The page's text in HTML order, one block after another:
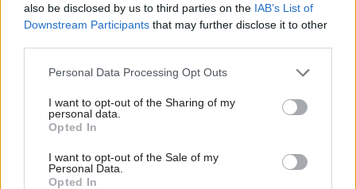
also be disclosed by us to third parties on the IAB’s List of
Downstream Participants that may further disclose it to other
Please note that this website/app uses one or more Google
not limited to your visit or usage behaviour. You may click to
grant or deny consent to Google and its third-party tags to
use your data for below specified purposes in below Google
consent section.
Personal Data Processing Opt Outs
I want to opt-out of the Sharing of my
personal data.
Opted In
I want to opt-out of the Sale of my
Personal Data.
Opted In
1212717 FerreroLegno
obmedzovanie tvorby odpadu. Aktívne sa zapája do
triedeného zberu a vo výrobnom procese recykluje 80 % z
celkového množstva vyprodukovaného odpadu.